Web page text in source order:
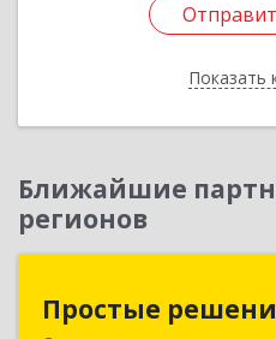
Показать
Ближайшие
регионов
Простые